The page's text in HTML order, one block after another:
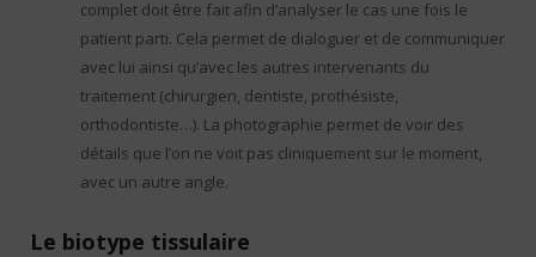
complet doit être fait afin d’analyser le cas une fois le
patient parti. Cela permet de dialoguer et de communiquer
avec lui ainsi qu’avec les autres intervenants du
traitement (chirurgien, dentiste, prothésiste,
orthodontiste…). La photographie permet de voir des
détails que l’on ne voit pas cliniquement sur le moment,
avec un autre angle.
Le biotype tissulaire